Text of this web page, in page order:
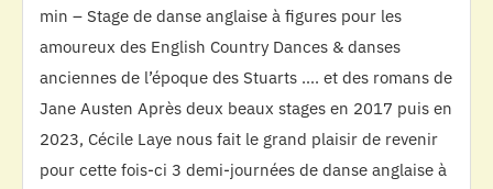
min – Stage de danse anglaise à figures pour les
amoureux des English Country Dances & danses
anciennes de l’époque des Stuarts …. et des romans de
Jane Austen Après deux beaux stages en 2017 puis en
2023, Cécile Laye nous fait le grand plaisir de revenir
pour cette fois-ci 3 demi-journées de danse anglaise à